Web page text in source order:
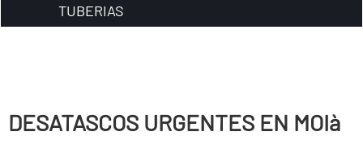
TUBERIAS
DESATASCOS URGENTES EN MOIà